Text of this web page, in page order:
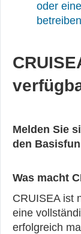
oder
Melden Sie
den
Was macht
CRUISEA ist
eine
erfolgreich